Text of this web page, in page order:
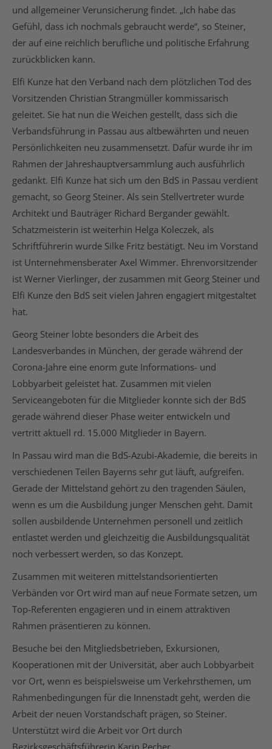
und allgemeiner Verunsicherung findet. „Ich habe das
Gefühl, dass ich nochmals gebraucht werde“, so Steiner,
der auf eine reichlich berufliche und politische Erfahrung
zurückblicken kann.
Elfi Kunze hat den Verband nach dem plötzlichen Tod des
Vorsitzenden Christian Strangmüller kommissarisch
geleitet. Sie hat nun die Weichen gestellt, dass sich die
Verbandsführung in Passau aus altbewährten und neuen
Persönlichkeiten neu zusammensetzt. Dafür wurde ihr im
Rahmen der Jahreshauptversammlung auch ausführlich
gedankt. Elfi Kunze hat sich um den BdS in Passau verdient
gemacht, so Georg Steiner. Als sein Stellvertreter wurde
Architekt und Bauträger Richard Bergander gewählt.
Schatzmeisterin ist weiterhin Helga Koleczek, als
Schriftführerin wurde Silke Fritz bestätigt. Neu im Vorstand
ist Unternehmensberater Axel Wimmer. Ehrenvorsitzender
ist Werner Vierlinger, der zusammen mit Georg Steiner und
Elfi Kunze den BdS seit vielen Jahren engagiert mitgestaltet
hat.
Georg Steiner lobte besonders die Arbeit des
Landesverbandes in München, der gerade während der
Corona-Jahre eine enorm gute Informations- und
Lobbyarbeit geleistet hat. Zusammen mit vielen
Serviceangeboten für die Mitglieder konnte sich der BdS
gerade während dieser Phase weiter entwickeln und
vertritt aktuell rd. 15.000 Mitglieder in Bayern.
In Passau wird man die BdS-Azubi-Akademie, die bereits in
verschiedenen Teilen Bayerns sehr gut läuft, aufgreifen.
Gerade der Mittelstand gehört zu den tragenden Säulen,
wenn es um die Ausbildung junger Menschen geht. Damit
sollen ausbildende Unternehmen personell und zeitlich
entlastet werden und gleichzeitig die Ausbildungsqualität
noch verbessert werden, so das Konzept.
Zusammen mit weiteren mittelstandsorientierten
Verbänden vor Ort wird man auf neue Formate setzen, um
Top-Referenten engagieren und in einem attraktiven
Rahmen präsentieren zu können.
Besuche bei den Mitgliedsbetrieben, Exkursionen,
Kooperationen mit der Universität, aber auch Lobbyarbeit
vor Ort, wenn es beispielsweise um Verkehrsthemen, um
Rahmenbedingungen für die Innenstadt geht, werden die
Arbeit der neuen Vorstandschaft prägen, so Steiner.
Unterstützt wird die Arbeit vor Ort durch
Bezirksgeschäftsführerin Karin Pecher.